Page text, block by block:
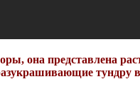
она представлена
тундру